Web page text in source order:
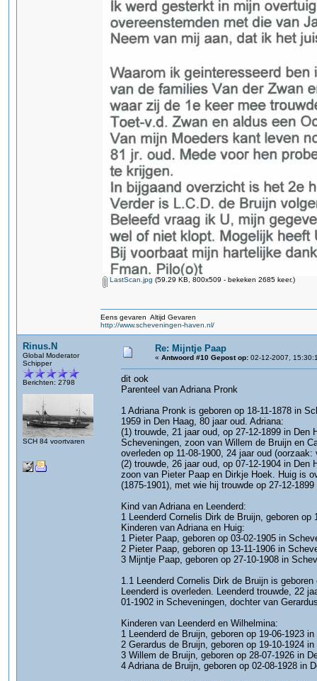
LastScan.jpg (59.29 KB, 800x509 - bekeken 2685 keer.)
Eens gevaren Altijd Gevaren
http://www.scheveningen-haven.nl/
Rinus.N
Global Moderator
Schipper
Berichten: 2798
SCH 84 voortvaren
Re: Mijntje Paap
« Antwoord #10 Gepost op: 02-12-2007,
dit ook
Parenteel van Adriana Pronk
1 Adriana Pronk is geboren op 18-11-1878 in
1959 in Den Haag, 80 jaar oud. Adriana:
(1) trouwde, 21 jaar oud, op 27-12-1899 in Den
Scheveningen, zoon van Willem de Bruijn en
overleden op 11-08-1900, 24 jaar oud
(2) trouwde, 26 jaar oud, op 07-12-1904 in
zoon van Pieter Paap en Dirkje Hoek. Huig is
(1875-1901), met wie hij trouwde op 27-12-
Kind van Adriana en Leenderd:
1 Leenderd Cornelis Dirk de Bruijn, geboren
Kinderen van Adriana en Huig:
1 Pieter Paap, geboren op 03-02-1905 in
2 Pieter Paap, geboren op 13-11-1906 in
3 Mijntje Paap, geboren op 27-10-1908 in
1.1 Leenderd Cornelis Dirk de Bruijn is
Leenderd is overleden. Leenderd trouwde, 22
01-1902 in Scheveningen, dochter van
Kinderen van Leenderd en Wilhelmina:
1 Leenderd de Bruijn, geboren op 19-06-1923
2 Gerardus de Bruijn, geboren op 19-10-1924 in
3 Willem de Bruijn, geboren op 28-07-1926 in
4 Adriana de Bruijn, geboren op 02-08-1928 in